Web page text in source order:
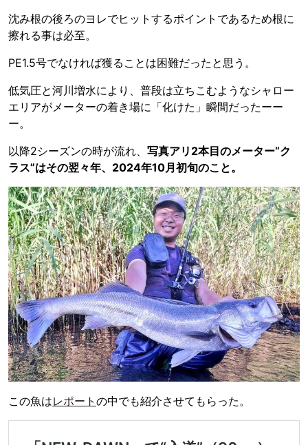
沈み根の後ろのヨレでヒットするポイントであるため根に
擦れる事は必至。
PE1.5号でなければ獲ることは困難だったと思う。
低気圧と河川増水により、普段は立ちこむようなシャロー
エリアがメーターの着き場に「化けた」瞬間だったーー
ー。
以降2シーズンの時が流れ、 写真アリ2本目のメーター“ク
ラス”はその翌々年、2024年10月初旬のこと。
この魚はレポート の中でも紹介させてもらった。